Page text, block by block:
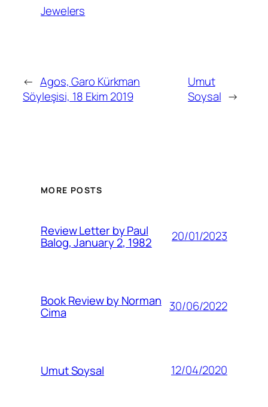
Jewelers
← Agos, Garo Kürkman
Söyleşisi, 18 Ekim 2019
Umut
Soysal →
MORE POSTS
Review Letter by Paul
Balog, January 2, 1982 20/01/2023
Book Review by Norman
Cima 30/06/2022
Umut Soysal 12/04/2020